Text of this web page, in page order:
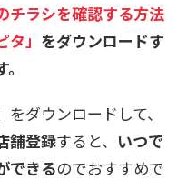
チラシを確認する方法
タ」 をダウンロードす
ダウンロードして、
舗登録すると、 いつで
できるのでおすすめで